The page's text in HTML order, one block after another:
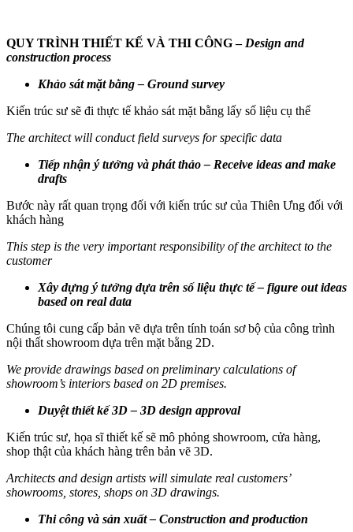
QUY TRÌNH THIẾT KẾ VÀ THI CÔNG – Design and
construction process
Khảo sát mặt bằng – Ground survey
Kiến trúc sư sẽ đi thực tế khảo sát mặt bằng lấy số liệu cụ thể
The architect will conduct field surveys for specific data
Tiếp nhận ý tưởng và phát thảo – Receive ideas and make
drafts
Bước này rất quan trọng đối với kiến trúc sư của Thiên Ưng đối với
khách hàng
This step is the very important responsibility of the architect to the
customer
Xây dựng ý tưởng dựa trên số liệu thực tế – figure out ideas
based on real data
Chúng tôi cung cấp bản vẽ dựa trên tính toán sơ bộ của công trình
nội thất showroom dựa trên mặt bằng 2D.
We provide drawings based on preliminary calculations of
showroom’s interiors based on 2D premises.
Duyệt thiết kế 3D – 3D design approval
Kiến trúc sư, họa sĩ thiết kế sẽ mô phỏng showroom, cửa hàng,
shop thật của khách hàng trên bản vẽ 3D.
Architects and design artists will simulate real customers’
showrooms, stores, shops on 3D drawings.
Thi công và sản xuất – Construction and production